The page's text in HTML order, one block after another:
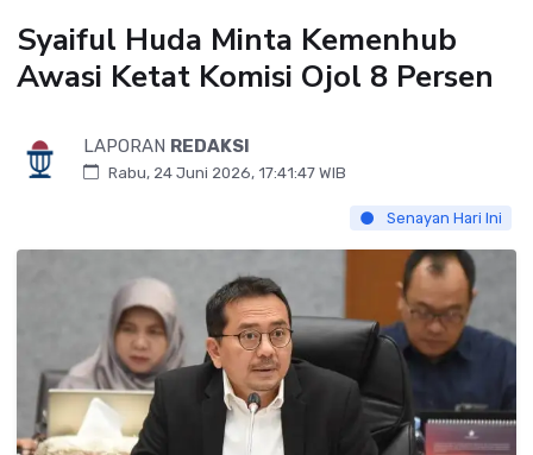
Syaiful Huda Minta Kemenhub
Awasi Ketat Komisi Ojol 8 Persen
LAPORAN REDAKSI
Rabu, 24 Juni 2026, 17:41:47 WIB
Senayan Hari Ini